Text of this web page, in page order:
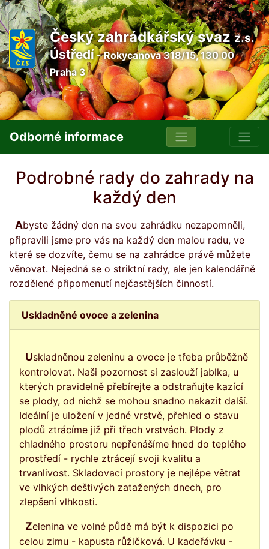
Český zahrádkářský svazz.s.
Ústředí- Rokycanova 318/15, 130 00
Praha 3
Odborné informace
Podrobné rady do zahrady na
každý den
Abyste žádný den na svou zahrádku nezapomněli,
připravili jsme pro vás na každý den malou radu, ve
které se dozvíte, čemu se na zahrádce právě můžete
věnovat. Nejedná se o striktní rady, ale jen kalendářně
rozdělené připomenutí nejčastějších činností.
Uskladněné ovoce a zelenina
Uskladněnou zeleninu a ovoce je třeba průběžně
kontrolovat. Naši pozornost si zaslouží jablka, u
kterých pravidelně přebírejte a odstraňujte kazící
se plody, od nichž se mohou snadno nakazit další.
Ideální je uložení v jedné vrstvě, přehled o stavu
plodů ztrácíme již při třech vrstvách. Plody z
chladného prostoru nepřenášíme hned do teplého
prostředí - rychle ztrácejí svoji kvalitu a
trvanlivost. Skladovací prostory je nejlépe větrat
ve vlhkých deštivých zatažených dnech, pro
zlepšení vlhkosti.
Zelenina ve volné půdě má být k dispozici po
celou zimu - kapusta růžičková. U kadeřávku -